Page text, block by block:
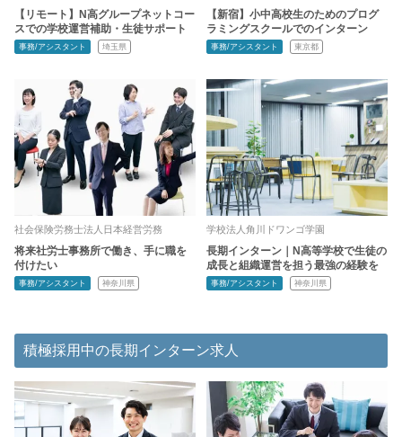
【リモート】N高グループネットコー
スでの学校運営補助・生徒サポート
事務/アシスタント 埼玉県
【新宿】小中高校生のためのプログ
ラミングスクールでのインターン
事務/アシスタント 東京都
社会保険労務士法人日本経営労務
将来社労士事務所で働き、手に職を
付けたい
事務/アシスタント 神奈川県
学校法人角川ドワンゴ学園
長期インターン｜N高等学校で生徒の
成長と組織運営を担う最強の経験を
事務/アシスタント 神奈川県
積極採用中の長期インターン求人